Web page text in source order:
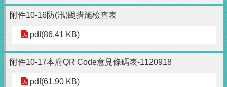
附件10-16防(汛)颱措施檢查表
pdf(86.41 KB)
附件10-17本府QR Code意見條碼表-1120918
pdf(61.90 KB)